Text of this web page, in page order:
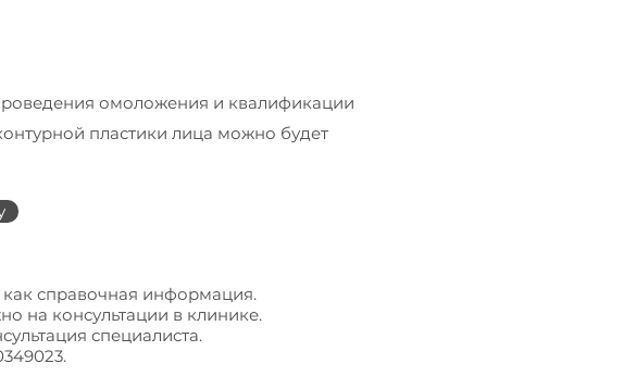
омоложения и квалификации
пластики лица можно будет
справочная информация.
на консультации в клинике.
специалиста.